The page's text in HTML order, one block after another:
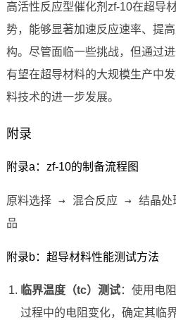
高活性反应型催化剂zf-10在超导
势，能够显著加速反应速率、提
构。尽管面临一些挑战，但通过
有望在超导材料的大规模生产中
料技术的进一步发展。
附录
附录a：zf-10的制备流程图
原料选择 → 混合反应 → 结晶
品
附录b：超导材料性能测试方法
临界温度（tc）测试：使用电
过程中的电阻变化，确定其临界